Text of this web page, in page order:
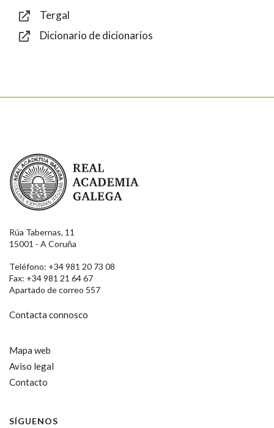
Tergal
Dicionario de dicionarios
Real Academia Galega
Rúa Tabernas, 11
15001 - A Coruña
Teléfono: +34 981 20 73 08
Fax: +34 981 21 64 67
Apartado de correo 557
Contacta connosco
Mapa web
Aviso legal
Contacto
SÍGUENOS